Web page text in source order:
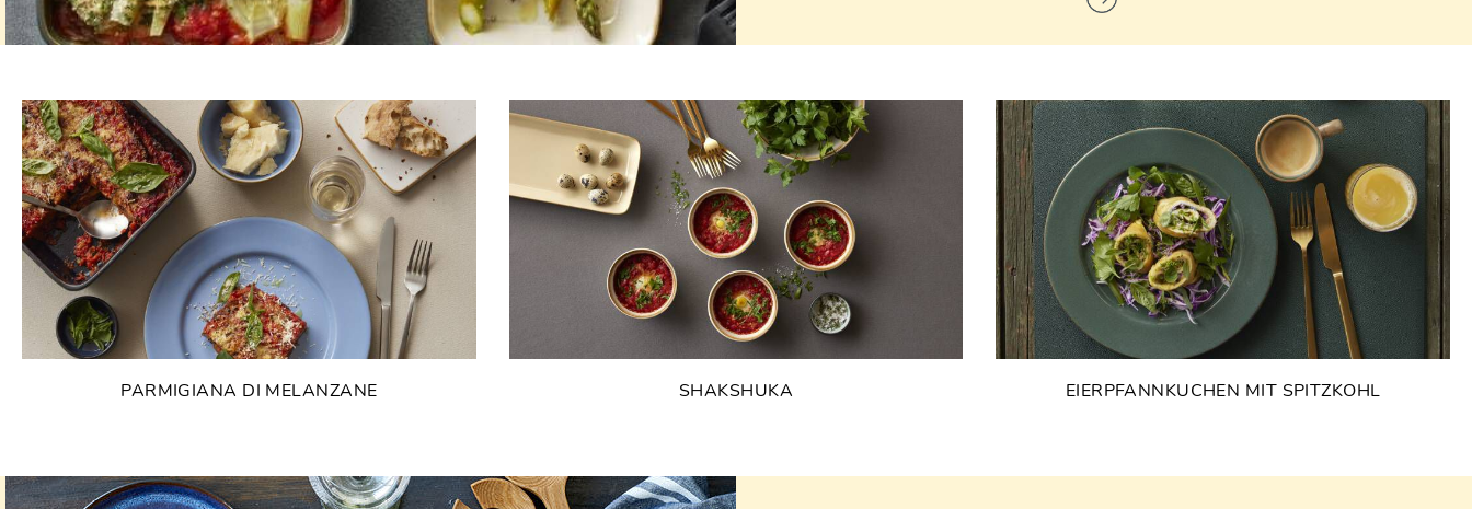
PARMIGIANA DI MELANZANE SHAKSHUKA EIERPFANNKUCHEN MIT SPITZKOHL